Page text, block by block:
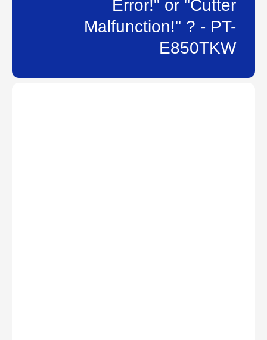
Error!" or "Cutter
Malfunction!" ? - PT-
E850TKW